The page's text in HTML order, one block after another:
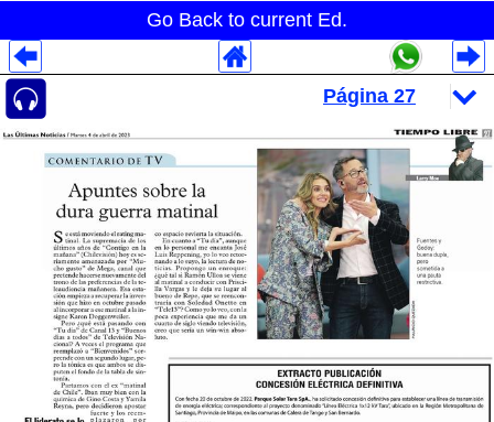
Go Back to current Ed.
Despliegues Analytics
Despliegues Totales
Despliegues por Rubros